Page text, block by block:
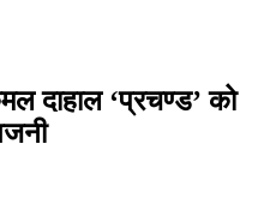
दाहाल ‘प्रचण्ड’ को